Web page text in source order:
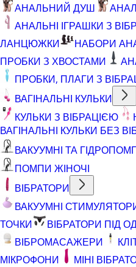
АНАЛЬНИЙ ДУШ
АНАЛЬНІ ІГРАШКИ З
ЛАНЦЮЖКИ
НАБОРИ
ПРОБКИ З ХВОСТАМИ
ПРОБКИ, ПЛАГИ З
ВАГІНАЛЬНІ КУЛЬКИ
КУЛЬКИ З ВІБРАЦІЄЮ
ВАГІНАЛЬНІ КУЛЬКИ БЕЗ
ВАКУУМНІ ТА
ПОМПИ ЖІНОЧІ
ВІБРАТОРИ
ВАКУУМНІ
ТОЧКИ
ВІБРАТОРИ ПІД
ВІБРОМАСАЖЕРИ
МІКРОФОНИ
МІНІ